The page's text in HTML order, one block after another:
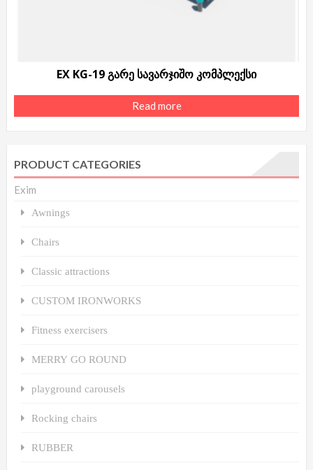
EX KG-19 გარე სავარჯიშო კომპლექსი
Read more
PRODUCT CATEGORIES
Exim
Awnings
Chairs
Classic attractions
CUSTOM IRONWORKS
Fitness exercisers
MERRY GO ROUND
playground carousels
Rocking chairs
RUBBER